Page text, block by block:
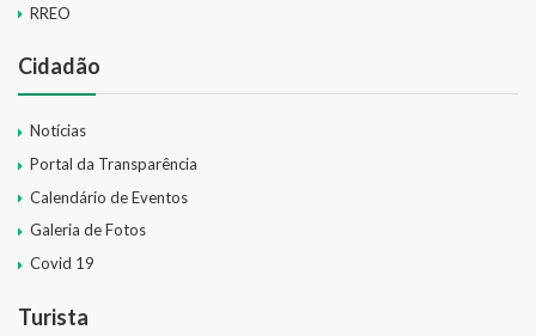
RREO
Cidadão
Notícias
Portal da Transparência
Calendário de Eventos
Galeria de Fotos
Covid 19
Turista